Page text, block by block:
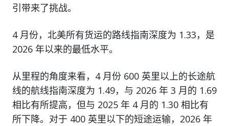
引带来了挑战。
4 月份，北美所有货运的路线指南深度为 1.33，是
2026 年以来的最低水平。
从里程的角度来看，4 月份 600 英里以上的长途航
线的航线指南深度为 1.49，与 2026 年 3 月的 1.69
相比有所提高，但与 2025 年 4 月的 1.30 相比有
所下降。对于 400 英里以下的短途运输，2026 年